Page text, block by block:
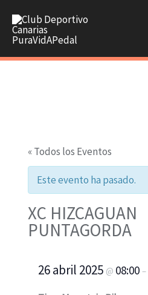
contenido
« Todos los Eventos
Este evento ha pasado.
XC HIZCAGUAN
PUNTAGORDA
26 abril 2025 @ 08:00–